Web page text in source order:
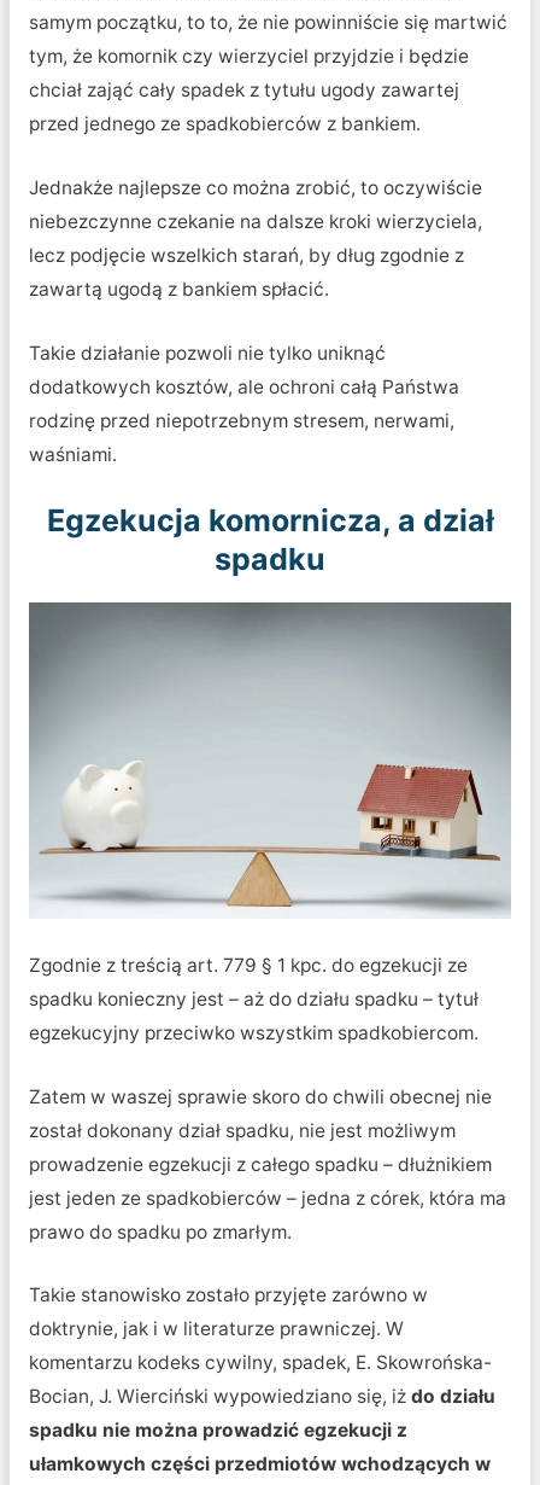
samym początku, to to, że nie powinniście się martwić
tym, że komornik czy wierzyciel przyjdzie i będzie
chciał zająć cały spadek z tytułu ugody zawartej
przed jednego ze spadkobierców z bankiem.
Jednakże najlepsze co można zrobić, to oczywiście
niebezczynne czekanie na dalsze kroki wierzyciela,
lecz podjęcie wszelkich starań, by dług zgodnie z
zawartą ugodą z bankiem spłacić.
Takie działanie pozwoli nie tylko uniknąć
dodatkowych kosztów, ale ochroni całą Państwa
rodzinę przed niepotrzebnym stresem, nerwami,
waśniami.
Egzekucja komornicza, a dział
spadku
Zgodnie z treścią art. 779 § 1 kpc. do egzekucji ze
spadku konieczny jest – aż do działu spadku – tytuł
egzekucyjny przeciwko wszystkim spadkobiercom.
Zatem w waszej sprawie skoro do chwili obecnej nie
został dokonany dział spadku, nie jest możliwym
prowadzenie egzekucji z całego spadku – dłużnikiem
jest jeden ze spadkobierców – jedna z córek, która ma
prawo do spadku po zmarłym.
Takie stanowisko zostało przyjęte zarówno w
doktrynie, jak i w literaturze prawniczej. W
komentarzu kodeks cywilny, spadek, E. Skowrońska-
Bocian, J. Wierciński wypowiedziano się, iż do działu
spadku nie można prowadzić egzekucji z
ułamkowych części przedmiotów wchodzących w